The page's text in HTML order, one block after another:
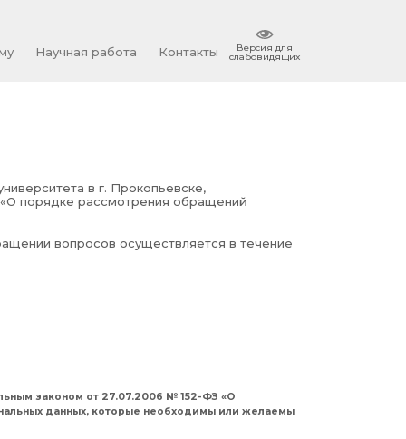
Научная работа Контакты Версия для
слабовидящих
в г. Прокопьевске,
порядке рассмотрения обращений
вопросов осуществляется в течение
законом от 27.07.2006 № 152-ФЗ «О
данных, которые необходимы или желаемы